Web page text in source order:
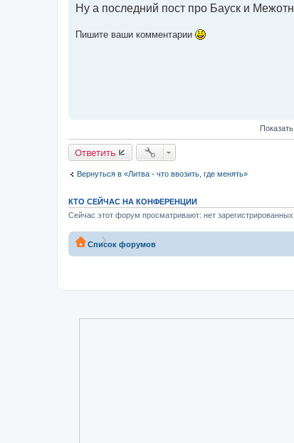
н
и
Ну а последний пост про Бауск и
Пишите ваши комментарии
Ответить
Вернуться в «Литва - что ввозить, где менять»
КТО СЕЙЧАС НА КОНФЕРЕНЦИИ
Сейчас этот форум просматривают: нет зарегистрированных
Список форумов